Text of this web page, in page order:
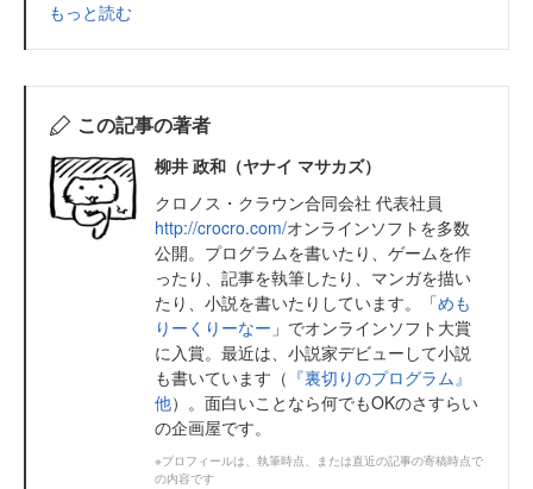
もっと読む
この記事の著者
柳井 政和（ヤナイ マサカズ）
クロノス・クラウン合同会社 代表社員
http://crocro.com/オンラインソフトを多数
公開。プログラムを書いたり、ゲームを作
ったり、記事を執筆したり、マンガを描い
たり、小説を書いたりしています。「めも
りーくりーなー 」でオンラインソフト大賞
に入賞。最近は、小説家デビューして小説
も書いています（ 『裏切りのプログラム』
他）。面白いことなら何でもOKのさすらい
の企画屋です。
※プロフィールは、執筆時点、または直近の記事の寄稿時点で
の内容です